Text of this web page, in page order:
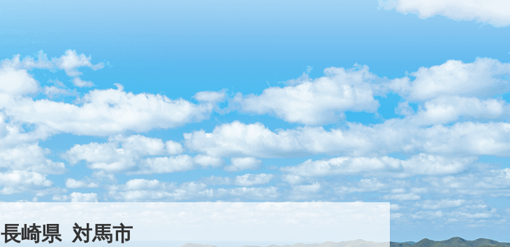
長崎県 対馬市